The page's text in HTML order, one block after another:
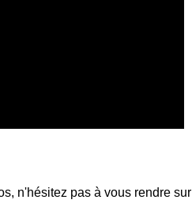
n'hésitez pas à vous rendre sur